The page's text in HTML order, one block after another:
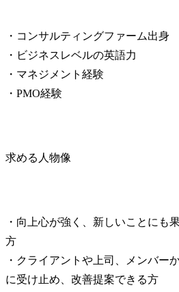
・コンサルティングファーム出身
・ビジネスレベルの英語力
・マネジメント経験
・PMO経験
求める人物像
・向上心が強く、新しいことにも
方
・クライアントや上司、メンバー
に受け止め、改善提案できる方